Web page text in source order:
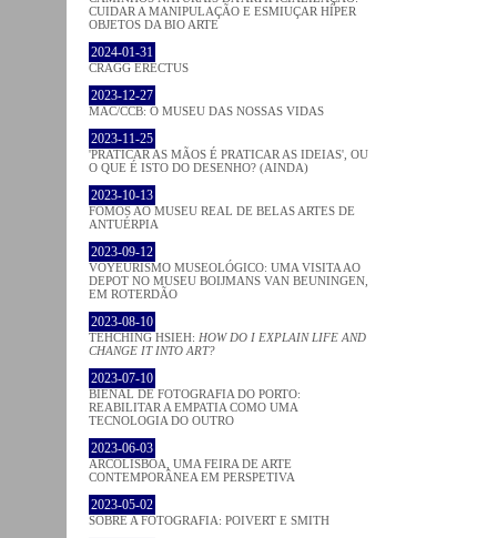
CUIDAR A MANIPULAÇÃO E ESMIUÇAR HÍPER
OBJETOS DA BIO ARTE
2024-01-31
CRAGG ERECTUS
2023-12-27
MAC/CCB: O MUSEU DAS NOSSAS VIDAS
2023-11-25
'PRATICAR AS MÃOS É PRATICAR AS IDEIAS', OU
O QUE É ISTO DO DESENHO? (AINDA)
2023-10-13
FOMOS AO MUSEU REAL DE BELAS ARTES DE
ANTUÉRPIA
2023-09-12
VOYEURISMO MUSEOLÓGICO: UMA VISITA AO
DEPOT NO MUSEU BOIJMANS VAN BEUNINGEN,
EM ROTERDÃO
2023-08-10
TEHCHING HSIEH: HOW DO I EXPLAIN LIFE AND
CHANGE IT INTO ART?
2023-07-10
BIENAL DE FOTOGRAFIA DO PORTO:
REABILITAR A EMPATIA COMO UMA
TECNOLOGIA DO OUTRO
2023-06-03
ARCOLISBOA, UMA FEIRA DE ARTE
CONTEMPORÂNEA EM PERSPETIVA
2023-05-02
SOBRE A FOTOGRAFIA: POIVERT E SMITH